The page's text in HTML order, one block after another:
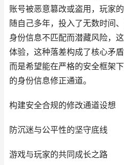
账号被恶意篡改或盗用，玩家
随自己多年，投入了无数时间
身份信息不匹配而潜藏风险，
体验，这种落差构成了核心矛
而是希望能在严格的安全框架
的身份信息修正通道。
构建安全合规的修改通道设想
防沉迷与公平性的坚守底线
游戏与玩家的共同成长之路